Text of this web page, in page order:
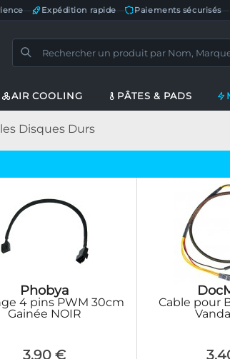
Expédition rapide Paiements sécurisés—
AIR COOLING PÂTES & PADS
Disques Durs
Phobya
4 pins PWM 30cm
Gainée NOIR
3,90 €
Cable pour